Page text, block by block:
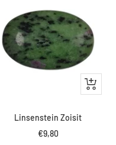
IN
DEN
Linsenstein Zoisit
Angebotspreis
€9,80